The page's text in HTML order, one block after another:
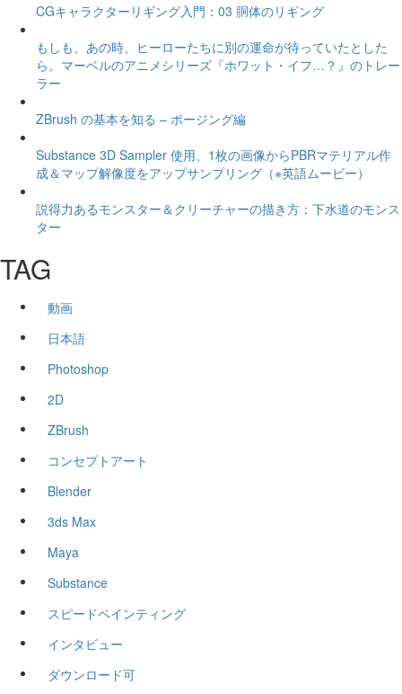
CGキャラクターリギング入門：03 胴体のリギング
もしも、あの時、ヒーローたちに別の運命が待っていたとした
ら。マーベルのアニメシリーズ『ホワット・イフ…？』のトレー
ラー
ZBrush の基本を知る – ポージング編
Substance 3D Sampler 使用、1枚の画像からPBRマテリアル作
成＆マップ解像度をアップサンプリング（※英語ムービー）
説得力あるモンスター＆クリーチャーの描き方：下水道のモンス
ター
TAG
動画
日本語
Photoshop
2D
ZBrush
コンセプトアート
Blender
3ds Max
Maya
Substance
スピードペインティング
インタビュー
ダウンロード可